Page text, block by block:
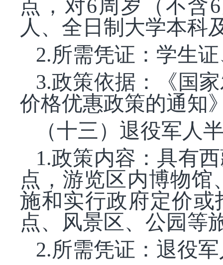
点，对6周岁（不含
人、全日制大学本科
2.所需凭证：学生
3.政策依据：《国
价格优惠政策的通知
（十三）退役军人
1.政策内容：具有
点，游览区内博物
施和实行政府定价
点、风景区、公园等
2.所需凭证：退役